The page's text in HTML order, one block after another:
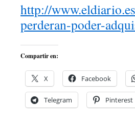
http://
perderan-poder-
Compartir en:
X Facebook
Telegram Pinterest